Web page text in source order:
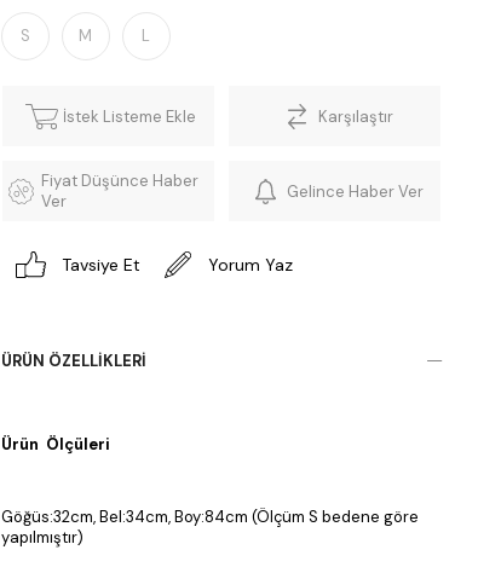
S M L
İstek Listeme Ekle Karşılaştır
Fiyat Düşünce Haber
Ver
Gelince Haber Ver
Tavsiye Et Yorum Yaz
ÜRÜN ÖZELLIKLERI
Ürün Ölçüleri
Göğüs:32cm, Bel:34cm, Boy:84cm (Ölçüm S bedene göre
yapılmıştır)